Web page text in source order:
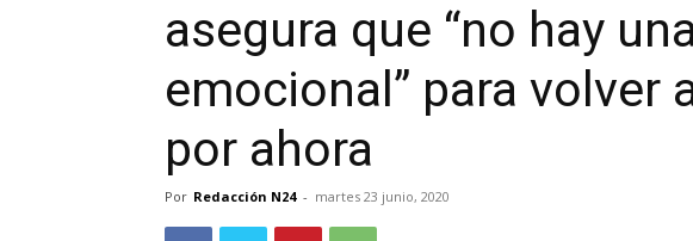
asegura que “no hay
emocional” para volver
por ahora
Por Redacción N24 - martes 23 junio, 2020